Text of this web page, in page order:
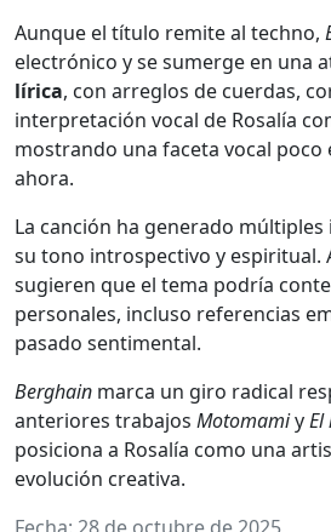
Aunque el título remite al techno,
electrónico y se sumerge en una
lírica, con arreglos de cuerdas,
interpretación vocal de Rosalía
mostrando una faceta vocal poco
ahora.
La canción ha generado
su tono introspectivo y espiritual.
sugieren que el tema podría
personales, incluso referencias
pasado sentimental.
Berghain marca un giro radical
anteriores trabajos MotomamiyEl
posiciona a Rosalía como una
evolución creativa.